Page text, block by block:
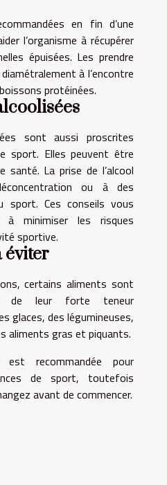
en fin d’une
l’organisme à récupérer
épuisées. Les prendre
à l’encontre
protéinées.
sont aussi proscrites
sport. Elles peuvent être
santé. La prise de l’alcool
ou à des
sport. Ces conseils vous
à minimiser les risques
sportive.
éviter
certains aliments sont
de leur forte teneur
glaces, des légumineuses,
gras et piquants.
recommandée pour
de sport, toutefois
avant de commencer.